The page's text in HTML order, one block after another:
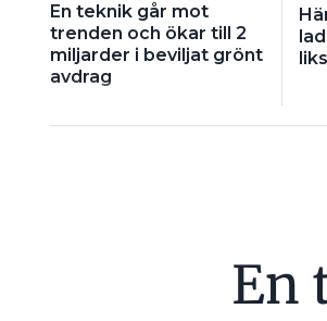
En teknik går mot
trenden och ökar till 2
miljarder i beviljat grönt
avdrag
En